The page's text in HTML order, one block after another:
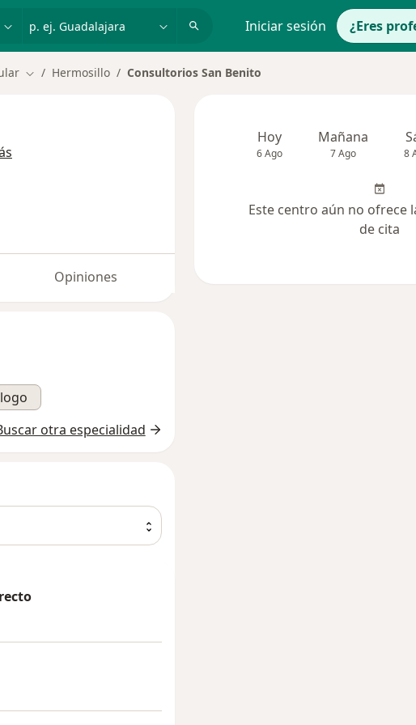
Iniciar sesión ¿Eres
Cambiar de ciudad
Hermosillo Consultorios San Benito
Opiniones
otra especialidad
Hoy
6 Ago
Mañana
7 Ago 8
Este centro aún no ofrece
de cita